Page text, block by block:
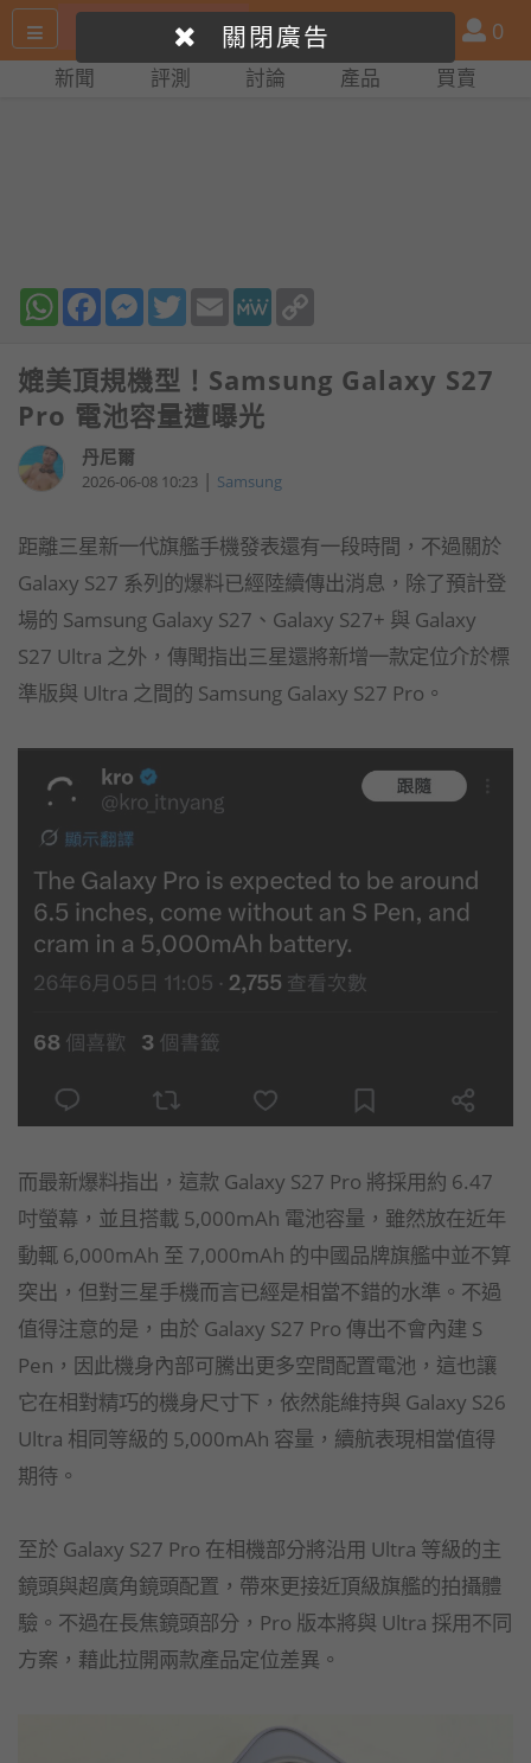
尋
產
品
比
會
員
0
新聞 評測 討論 產品 買賣
WhatsAppFacebookMessenger
TwitterEmail MeWe
媲美頂規機型！Samsung Galaxy S27
Pro 電池容量遭曝光
丹尼爾
2026-06-08 10:23 | Samsung
距離三星新一代旗艦手機發表還有一段時間，不過關於
Galaxy S27 系列的爆料已經陸續傳出消息，除了預計登
場的 Samsung Galaxy S27、Galaxy S27+ 與 Galaxy
S27 Ultra 之外，傳聞指出三星還將新增一款定位介於標
準版與 Ultra 之間的 Samsung Galaxy S27 Pro。
而最新爆料指出，這款 Galaxy S27 Pro 將採用約 6.47
吋螢幕，並且搭載 5,000mAh 電池容量，雖然放在近年
動輒 6,000mAh 至 7,000mAh 的中國品牌旗艦中並不算
突出，但對三星手機而言已經是相當不錯的水準。不過
值得注意的是，由於 Galaxy S27 Pro 傳出不會內建 S
Pen，因此機身內部可騰出更多空間配置電池，這也讓
它在相對精巧的機身尺寸下，依然能維持與 Galaxy S26
Ultra 相同等級的 5,000mAh 容量，續航表現相當值得
期待。
關閉廣告
至於 Galaxy S27 Pro 在相機部分將沿用 Ultra 等級的主
鏡頭與超廣角鏡頭配置，帶來更接近頂級旗艦的拍攝體
驗。不過在長焦鏡頭部分，Pro 版本將與 Ultra 採用不同
方案，藉此拉開兩款產品定位差異。